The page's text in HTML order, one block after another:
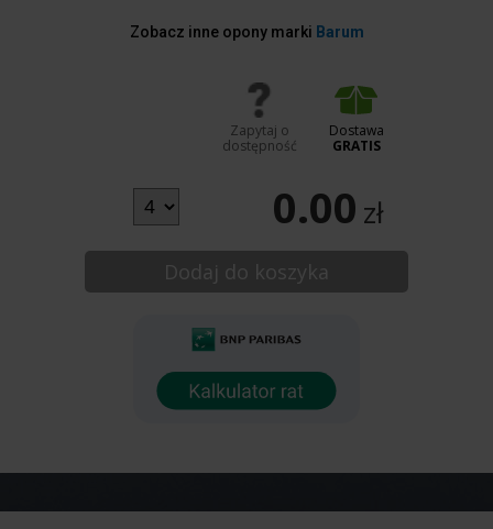
Zobacz inne opony marki Barum
Zapytaj o
dostępność
Dostawa
GRATIS
0.00 zł
Dodaj do koszyka